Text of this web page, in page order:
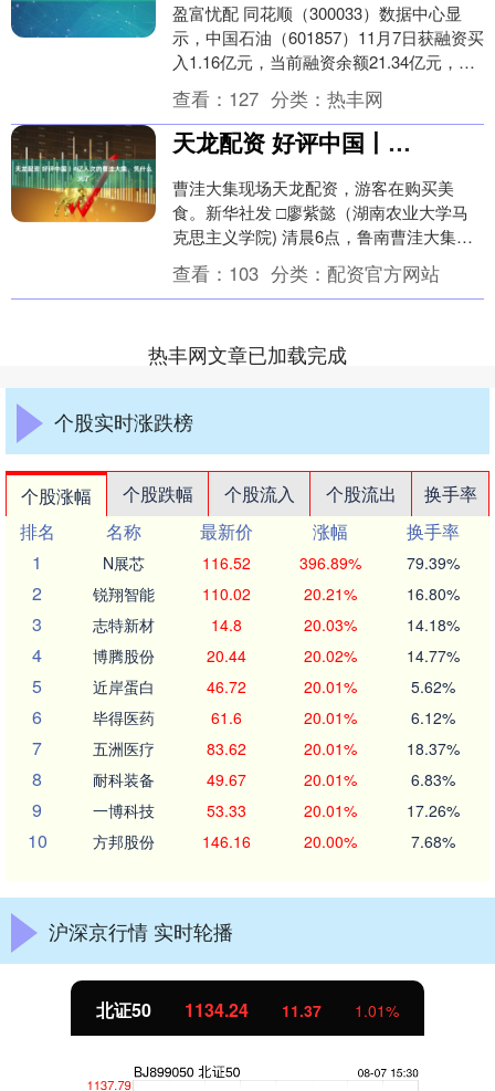
盈富忧配 同花顺（300033）数据中心显
示，中国石油（601857）11月7日获融资买
入1.16亿元，当前融资余额21.34亿元，占
流通市值的0.14%，超过....
查看： 127 分类： 热丰网
天龙配资 好评中国丨4亿人次的曹洼大集，凭什么火了
曹洼大集现场天龙配资，游客在购买美
食。新华社发 □廖紫懿（湖南农业大学马
克思主义学院) 清晨6点，鲁南曹洼大集的
羊肉汤锅蒸腾起滚沸白气，水煎包摊前的
长队里，拖着....
查看： 103 分类： 配资官方网站
热丰网文章已加载完成
个股实时涨跌榜
个股涨幅 个股跌幅 个股流入 个股流出
换手率
排名
名称 最新价 涨幅
换手率
1
N展芯 116.52 396.89% 79.39%
2 锐翔智能 110.02 20.21% 16.80%
3 志特新材 14.8 20.03% 14.18%
4 博腾股份 20.44 20.02% 14.77%
5 近岸蛋白 46.72 20.01% 5.62%
6 毕得医药 61.6 20.01% 6.12%
7 五洲医疗 83.62 20.01% 18.37%
8 耐科装备 49.67 20.01% 6.83%
9 一博科技 53.33 20.01% 17.26%
10 方邦股份 146.16 20.00% 7.68%
沪深京行情 实时轮播
北证50 1134.24 11.37 1.01%